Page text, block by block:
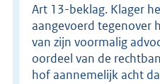
Art 13-beklag. Klager
aangevoerd tegenover
van zijn voormalig
oordeel van de
hof aannemelijk acht